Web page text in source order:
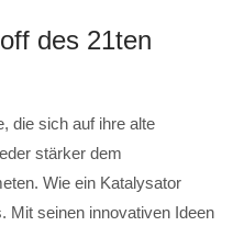
des 21ten
die sich auf ihre alte
stärker dem
Wie ein Katalysator
Mit seinen innovativen Ideen